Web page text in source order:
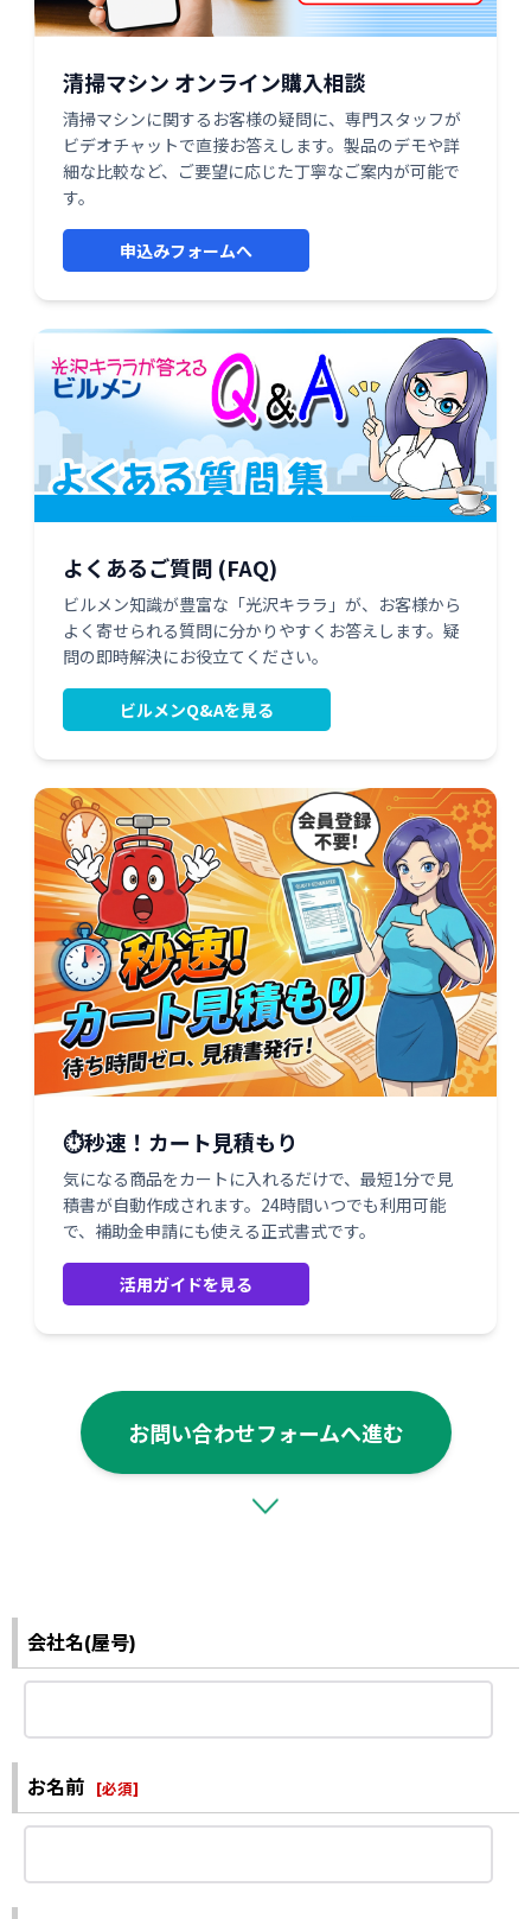
清掃マシン オンライン購入相談
清掃マシンに関するお客様の疑問に、専門スタッフが
ビデオチャットで直接お答えします。製品のデモや詳
細な比較など、ご要望に応じた丁寧なご案内が可能で
す。
申込みフォームへ
よくあるご質問 (FAQ)
ビルメン知識が豊富な「光沢キララ」が、お客様から
よく寄せられる質問に分かりやすくお答えします。疑
問の即時解決にお役立てください。
ビルメンQ&Aを見る
⏱️秒速！カート見積もり
気になる商品をカートに入れるだけで、最短1分で見
積書が自動作成されます。24時間いつでも利用可能
で、補助金申請にも使える正式書式です。
活用ガイドを見る
お問い合わせフォームへ進む
会社名(屋号)
お名前 [必須]